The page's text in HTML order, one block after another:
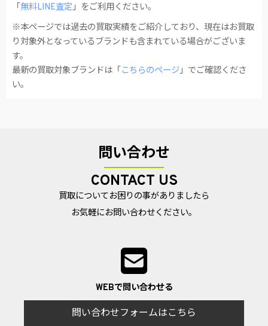
「 無料LINE査定」をご利用ください。
※本ページでは過去の買取実績をご紹介しており、現在はお買取
り対象外となっているブランドも含まれている場合がございま
す。
最新の買取対象ブランドは「 こちらのページ」でご確認くださ
い。
問い合わせ
CONTACT US
買取についてお困りの事がありましたら
お気軽にお問い合わせください。
WEBで問い合わせる
問い合わせフォームはこちら